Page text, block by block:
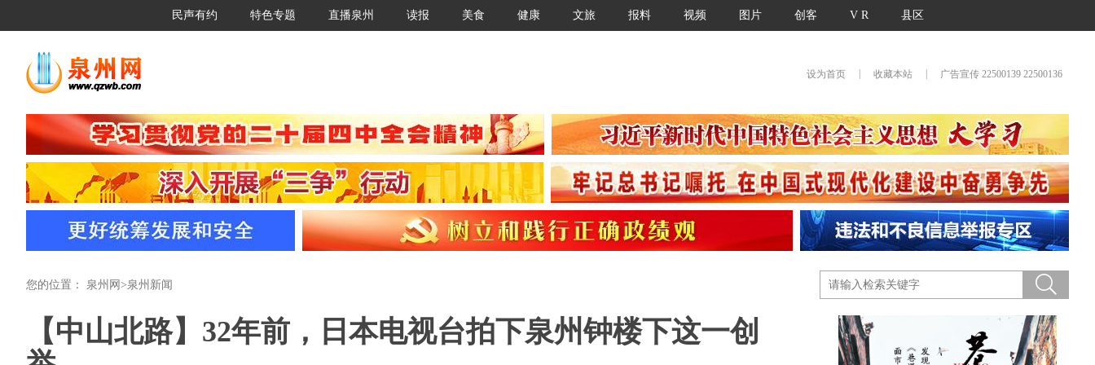
民声有约 特色专题 直播泉州 读报 美食 健康 文旅 报料 视频 图片 创客 V R 县区
设为首页 收藏本站 广告宣传 22500139 22500136
您的位置： 泉州网 >泉州新闻
【中山北路】32年前，日本电视台拍下泉州钟楼下这一创